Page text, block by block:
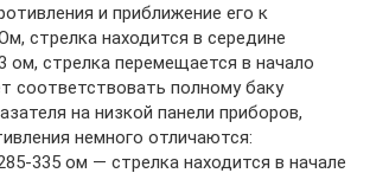
и приближение его к
стрелка находится в середине
ом, стрелка перемещается в начало
соответствовать полному баку
на низкой панели приборов,
немного отличаются:
335 ом — стрелка находится в начале